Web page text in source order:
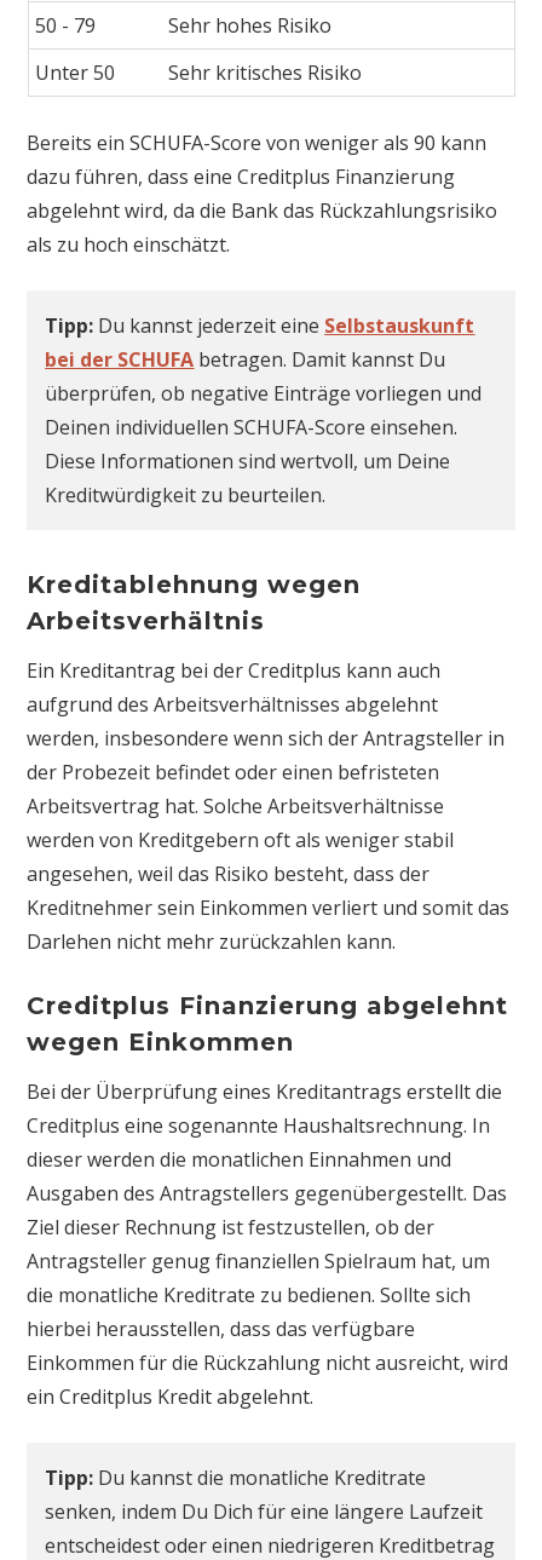
50 - 79
Sehr hohes Risiko
Unter 50
Sehr kritisches Risiko
Bereits ein SCHUFA-Score von weniger als 90 kann
dazu führen, dass eine Creditplus Finanzierung
abgelehnt wird, da die Bank das Rückzahlungsrisiko
als zu hoch einschätzt.
Tipp: Du kannst jederzeit eine Selbstauskunft
bei der SCHUFA betragen. Damit kannst Du
überprüfen, ob negative Einträge vorliegen und
Deinen individuellen SCHUFA-Score einsehen.
Diese Informationen sind wertvoll, um Deine
Kreditwürdigkeit zu beurteilen.
Kreditablehnung wegen
Arbeitsverhältnis
Ein Kreditantrag bei der Creditplus kann auch
aufgrund des Arbeitsverhältnisses abgelehnt
werden, insbesondere wenn sich der Antragsteller in
der Probezeit befindet oder einen befristeten
Arbeitsvertrag hat. Solche Arbeitsverhältnisse
werden von Kreditgebern oft als weniger stabil
angesehen, weil das Risiko besteht, dass der
Kreditnehmer sein Einkommen verliert und somit das
Darlehen nicht mehr zurückzahlen kann.
Creditplus Finanzierung abgelehnt
wegen Einkommen
Bei der Überprüfung eines Kreditantrags erstellt die
Creditplus eine sogenannte Haushaltsrechnung. In
dieser werden die monatlichen Einnahmen und
Ausgaben des Antragstellers gegenübergestellt. Das
Ziel dieser Rechnung ist festzustellen, ob der
Antragsteller genug finanziellen Spielraum hat, um
die monatliche Kreditrate zu bedienen. Sollte sich
hierbei herausstellen, dass das verfügbare
Einkommen für die Rückzahlung nicht ausreicht, wird
ein Creditplus Kredit abgelehnt.
Tipp: Du kannst die monatliche Kreditrate
senken, indem Du Dich für eine längere Laufzeit
entscheidest oder einen niedrigeren Kreditbetrag